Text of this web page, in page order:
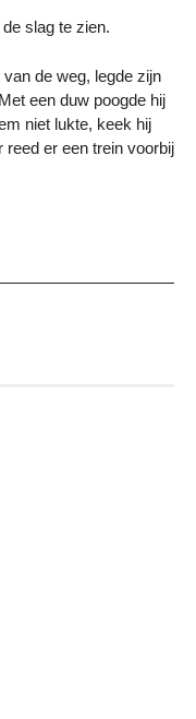
slag te zien.
de weg, legde zijn
een duw poogde hij
niet lukte, keek hij
reed er een trein voorbij